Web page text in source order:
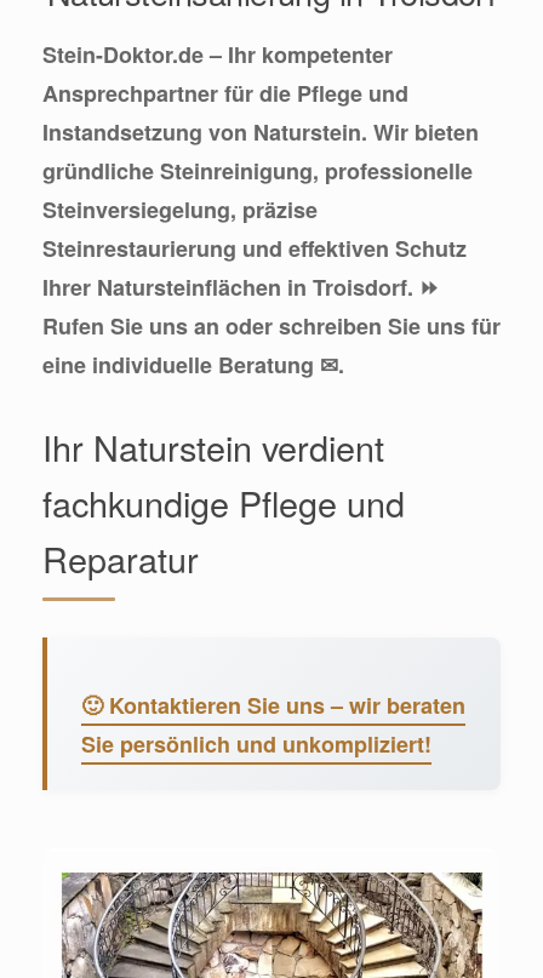
Stein-Doktor.de – Ihr kompetenter
Ansprechpartner für die Pflege und
Instandsetzung von Naturstein. Wir bieten
gründliche Steinreinigung, professionelle
Steinversiegelung, präzise
Steinrestaurierung und effektiven Schutz
Ihrer Natursteinflächen in Troisdorf. ⏩
Rufen Sie uns an oder schreiben Sie uns für
eine individuelle Beratung ✉.
Ihr Naturstein verdient
fachkundige Pflege und
Reparatur
🙂 Kontaktieren Sie uns – wir beraten
Sie persönlich und unkompliziert!